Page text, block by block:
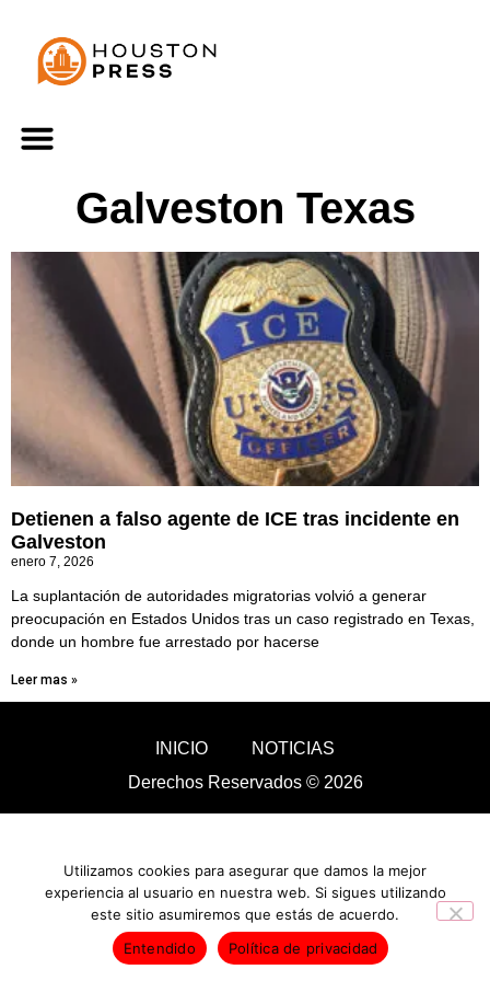
Galveston Texas
Detienen a falso agente de ICE tras incidente en
Galveston
enero 7, 2026
La suplantación de autoridades migratorias volvió a generar
preocupación en Estados Unidos tras un caso registrado en Texas,
donde un hombre fue arrestado por hacerse
Leer mas »
INICIO
NOTICIAS
Derechos Reservados © 2026
Utilizamos cookies para asegurar que damos la mejor
experiencia al usuario en nuestra web. Si sigues utilizando
este sitio asumiremos que estás de acuerdo.
Entendido
Política de privacidad